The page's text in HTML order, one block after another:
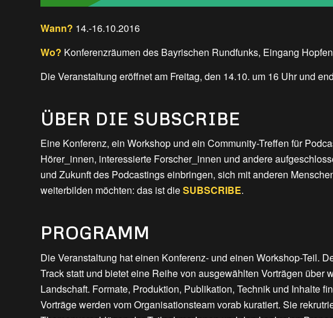
Wann? 14.-16.10.2016
Wo? Konferenzräumen des Bayrischen Rundfunks, Eingang
Die Veranstaltung eröffnet am Freitag, den 14.10. um 16 Uhr und
ÜBER DIE SUBSCRIBE
Eine Konferenz, ein Workshop und ein Community-Treffen für
Hörer_innen, interessierte Forscher_innen und andere
und Zukunft des Podcastings einbringen, sich mit anderen
weiterbilden möchten: das ist dieSUBSCRIBE.
PROGRAMM
Die Veranstaltung hat einen Konferenz- und einen Workshop-Teil.
Track statt und bietet eine Reihe von ausgewählten Vorträgen über
Landschaft. Formate, Produktion, Publikation, Technik und Inhalte
Vorträge werden vom Organisationsteam vorab kuratiert. Sie